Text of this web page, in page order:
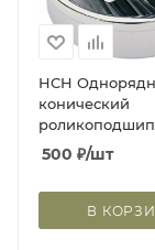
HCH
конический
сепаратор из
LM12749/10
500 ₽/шт
В